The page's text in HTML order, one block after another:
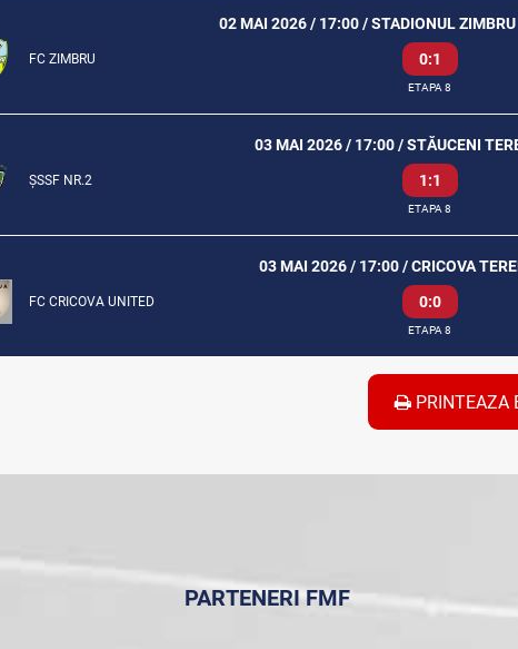
02 MAI 2026 / 17:00 / STADIONUL
FC ZIMBRU 0:1
ETAPA 8
03 MAI 2026 / 17:00 / STĂUCENI
ȘSSF NR.2 1:1
ETAPA 8
03 MAI 2026 / 17:00 / CRICOVA
FC CRICOVA UNITED 0:0
ETAPA 8
PRINTEAZA
PARTENERI FMF